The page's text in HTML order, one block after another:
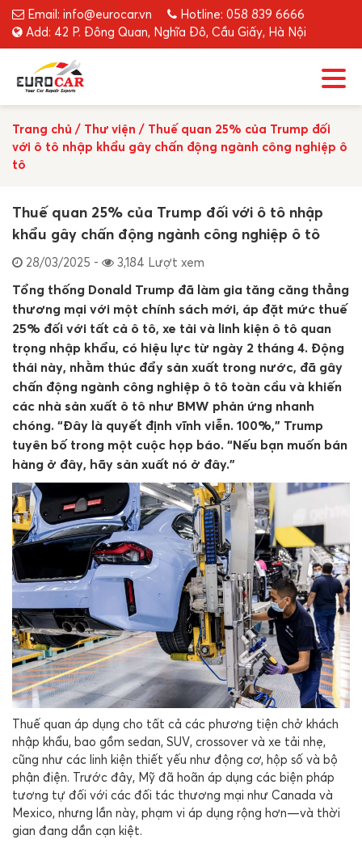
Email: info@eurocar.vn
Hotline: 058 839 6666
Add: 42 P. Đông Quan, Nghĩa Đô, Cầu Giấy, Hà Nội
Trang chủ / Thư viện / Thuế quan 25% của Trump đối
với ô tô nhập khẩu gây chấn động ngành công nghiệp ô
tô
Thuế quan 25% của Trump đối với ô tô nhập
khẩu gây chấn động ngành công nghiệp ô tô
28/03/2025 - 3,184 Lượt xem
Tổng thống Donald Trump đã làm gia tăng căng thẳng
thương mại với một chính sách mới, áp đặt mức thuế
25% đối với tất cả ô tô, xe tải và linh kiện ô tô quan
trọng nhập khẩu, có hiệu lực từ ngày 2 tháng 4. Động
thái này, nhằm thúc đẩy sản xuất trong nước, đã gây
chấn động ngành công nghiệp ô tô toàn cầu và khiến
các nhà sản xuất ô tô như BMW phản ứng nhanh
chóng. “Đây là quyết định vĩnh viễn. 100%,” Trump
tuyên bố trong một cuộc họp báo. “Nếu bạn muốn bán
hàng ở đây, hãy sản xuất nó ở đây.”
Thuế quan áp dụng cho tất cả các phương tiện chở khách
nhập khẩu, bao gồm sedan, SUV, crossover và xe tải nhẹ,
cũng như các linh kiện thiết yếu như động cơ, hộp số và bộ
phận điện. Trước đây, Mỹ đã hoãn áp dụng các biện pháp
tương tự đối với các đối tác thương mại như Canada và
Mexico, nhưng lần này, phạm vi áp dụng rộng hơn—và thời
gian đang dần cạn kiệt.